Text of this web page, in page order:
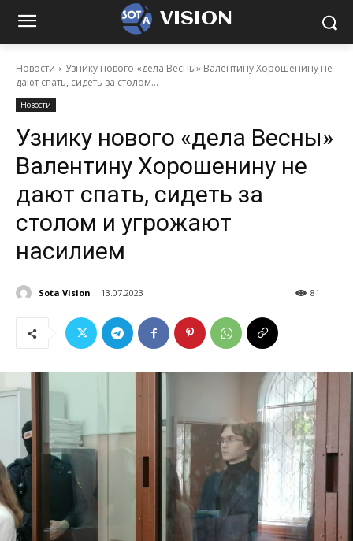
VISION
Новости
Узнику нового «дела Весны» Валентину Хорошенину не
дают спать, сидеть за столом...
Новости
Узнику нового «дела Весны»
Валентину Хорошенину не
дают спать, сидеть за
столом и угрожают
насилием
Sota Vision 13.07.2023 81